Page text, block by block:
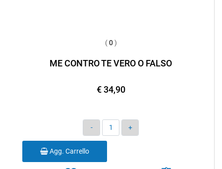
(0 )
ME CONTRO TE VERO O FALSO
€ 34,90
Quantità
Agg. Carrello